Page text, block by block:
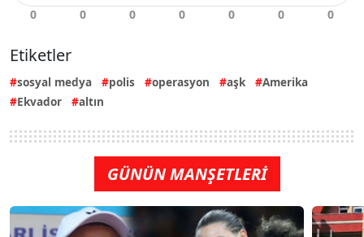
Etiketler
sosyal medya polis operasyon aşk
Amerika
Ekvador
altın
GÜNÜN MANŞETLERİ